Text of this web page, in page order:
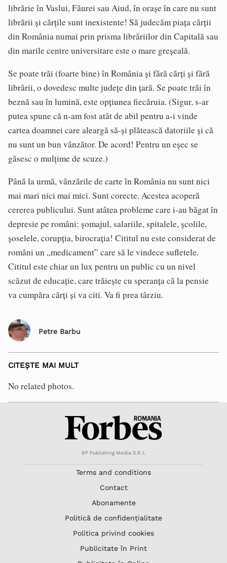
librărie în Vaslui, Făurei sau Aiud, în orașe în care nu sunt
librării și cărțile sunt inexistente! Să judecăm piața cărții
din România numai prin prisma librăriilor din Capitală sau
din marile centre universitare este o mare greșeală.
Se poate trăi (foarte bine) în România și fără cărți și fără
librării, o dovedesc multe județe din țară. Se poate trăi în
beznă sau în lumină, este opțiunea fiecăruia. (Sigur, s-ar
putea spune că n-am fost atât de abil pentru a-i vinde
cartea doamnei care aleargă să-și plătească datoriile și că
nu sunt un bun vânzător. De acord! Pentru un eșec se
găsesc o mulțime de scuze.)
Până la urmă, vânzările de carte în România nu sunt nici
mai mari nici mai mici. Sunt corecte. Acestea acoperă
cererea publicului. Sunt atâtea probleme care i-au băgat în
depresie pe români: șomajul, salariile, spitalele, școlile,
șoselele, corupția, birocrația! Cititul nu este considerat de
români un „medicament” care să le vindece sufletele.
Cititul este chiar un lux pentru un public cu un nivel
scăzut de educație, care trăiește cu speranța că la pensie
va cumpăra cărți și va citi. Va fi prea târziu.
Petre Barbu
CITEȘTE MAI MULT
No related photos.
BP Publishing Media S.R.L
Terms and conditions
Contact
Abonamente
Politică de confidențialitate
Politica privind cookies
Publicitate în Print